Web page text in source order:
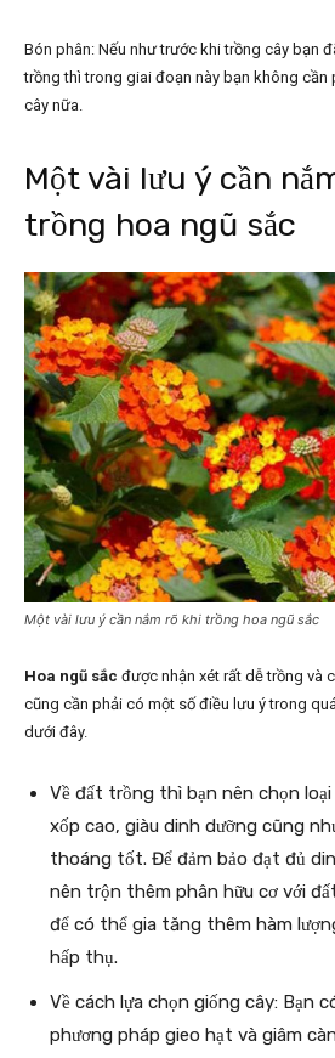
Bón phân: Nếu như trước khi trồng cây bạn
trồng thì trong giai đoạn này bạn không cần
cây nữa.
Một vài lưu ý cần
trồng hoa ngũ sắc
Một vài lưu ý cần nắm rõ khi trồng hoa ngũ sắc
Hoa ngũ sắc được nhận xét rất dễ trồng và
cũng cần phải có một số điều lưu ý trong
dưới đây.
Về đất trồng thì bạn nên chọn
xốp cao, giàu dinh dưỡng cũng
thoáng tốt. Để đảm bảo đạt đủ
nên trộn thêm phân hữu cơ với
để có thể gia tăng thêm hàm
hấp thụ.
Về cách lựa chọn giống cây: Bạn
phương pháp gieo hạt và giâm